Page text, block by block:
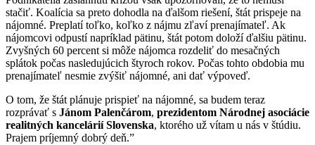
stačiť. Koalícia sa preto dohodla na ďalšom riešení, štát prispeje na
nájomné. Preplatí toľko, koľko z nájmu zľaví prenajímateľ. Ak
nájomcovi odpustí napríklad pätinu, štát potom doloží ďalšiu pätinu.
Zvyšných 60 percent si môže nájomca rozdeliť do mesačných
splátok počas nasledujúcich štyroch rokov. Počas tohto obdobia mu
prenajímateľ nesmie zvýšiť nájomné, ani dať výpoveď.
O tom, že štát plánuje prispieť na nájomné, sa budem teraz
rozprávať s Jánom Palenčárom, prezidentom Národnej asociácie
realitných kancelárií Slovenska, ktorého už vítam u nás v štúdiu.
Prajem príjemný dobrý deň.”